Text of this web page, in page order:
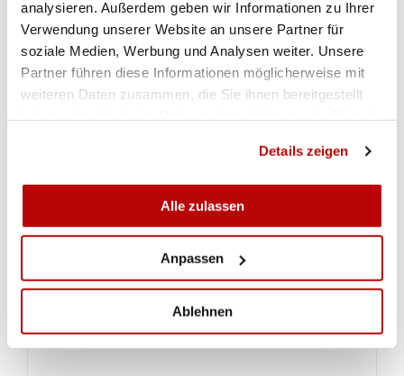
analysieren. Außerdem geben wir Informationen zu Ihrer
Verwendung unserer Website an unsere Partner für
soziale Medien, Werbung und Analysen weiter. Unsere
Partner führen diese Informationen möglicherweise mit
weiteren Daten zusammen, die Sie ihnen bereitgestellt
Details zeigen
Alle zulassen
Anpassen
Ablehnen
ALLA GALLERIA
Rangliste Gewehr 10m Frauen Qualifikation